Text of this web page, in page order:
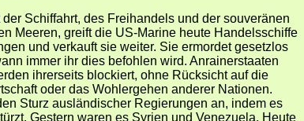
Schiffahrt, des Freihandels und der souveränen
Meeren, greift die US-Marine heute Handelsschiffe
und verkauft sie weiter. Sie ermordet gesetzlos
immer ihr dies befohlen wird. Anrainerstaaten
ihrerseits blockiert, ohne Rücksicht auf die
oder das Wohlergehen anderer Nationen.
Sturz ausländischer Regierungen an, indem es
Gestern waren es Syrien und Venezuela. Heute